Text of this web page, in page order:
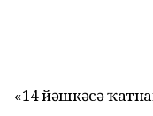
«14 йәшкәсә